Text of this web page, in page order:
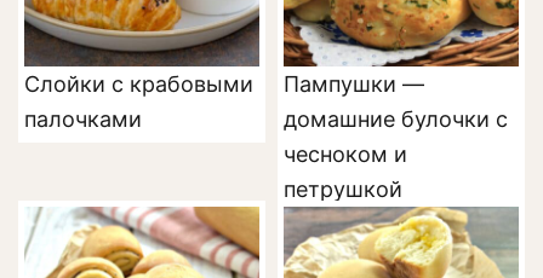
Слойки с крабовыми
палочками
Пампушки —
домашние булочки с
чесноком и
петрушкой